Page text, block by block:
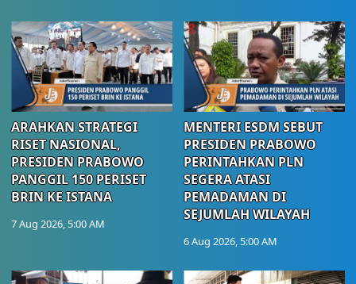
ARAHKAN STRATEGI
RISET NASIONAL,
PRESIDEN PRABOWO
PANGGIL 150 PERISET
BRIN KE ISTANA
7 Aug 2026, 5:00 AM
MENTERI ESDM SEBUT
PRESIDEN PRABOWO
PERINTAHKAN PLN
SEGERA ATASI
PEMADAMAN DI
SEJUMLAH WILAYAH
6 Aug 2026, 5:00 AM